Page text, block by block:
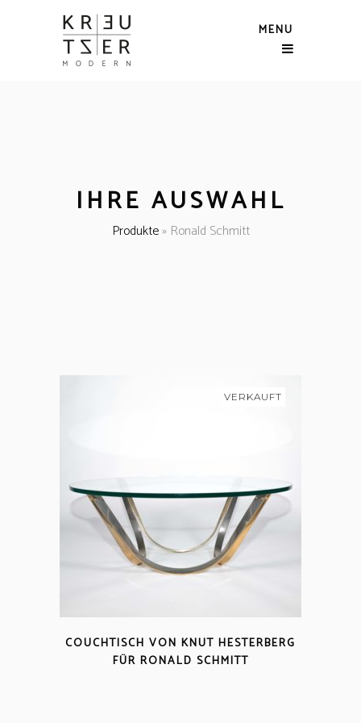
MENU
IHRE AUSWAHL
Produkte» Ronald Schmitt
VERKAUFT
COUCHTISCH VON KNUT HESTERBERG
FÜR RONALD SCHMITT